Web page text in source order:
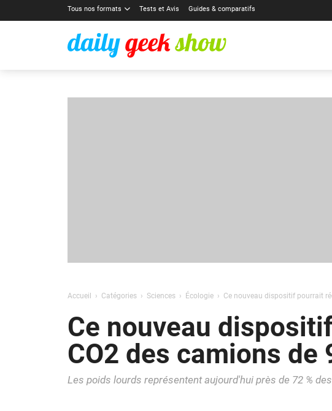
Tous nos formats Tests et Avis Guides & comparatifs
Accueil Catégories Sciences Écologie Ce nouveau dispositif pourrait
Ce nouveau
CO2 des camions de
Les poids lourds représentent aujourd'hui près de 72 %